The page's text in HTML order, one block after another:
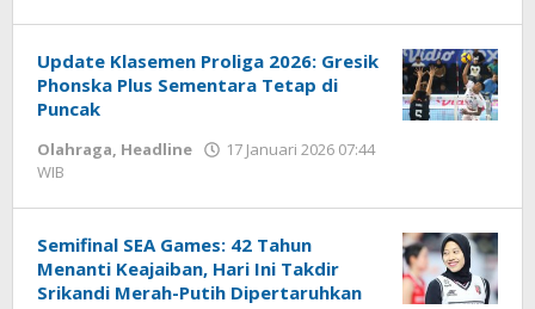
Update Klasemen Proliga 2026: Gresik
Phonska Plus Sementara Tetap di
Puncak
Olahraga, Headline
17 Januari 2026 07:44
WIB
Semifinal SEA Games: 42 Tahun
Menanti Keajaiban, Hari Ini Takdir
Srikandi Merah-Putih Dipertaruhkan